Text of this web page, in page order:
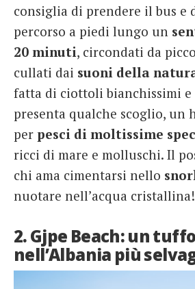
consiglia di prendere il bus e
percorso a piedi lungo un
20 minuti, circondati da
cullati dai suoni della
fatta di ciottoli bianchissimi
presenta qualche scoglio, un
per pesci di moltissime
ricci di mare e molluschi. Il
chi ama cimentarsi nello
nuotare nell’acqua cristallina!
2. Gjpe Beach: un tuffo
nell’Albania più